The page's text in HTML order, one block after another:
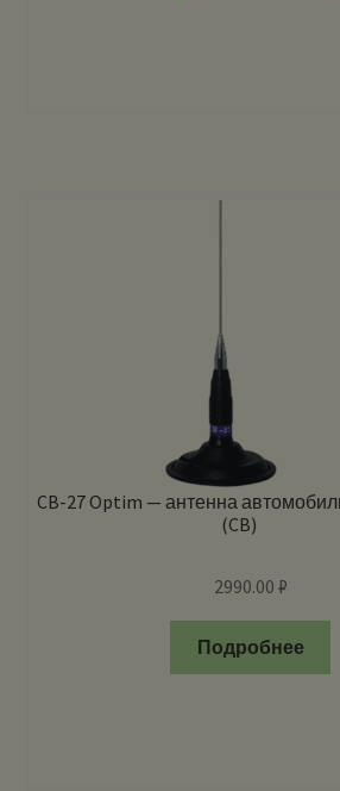
CB-27 Optim — антенна
(CB)
2990.00 ₽
Подробнее